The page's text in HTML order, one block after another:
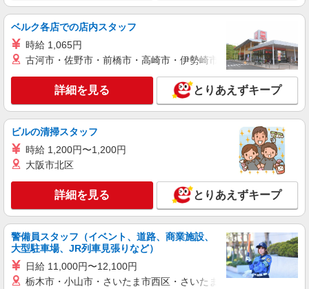
栃木県佐野市 【最寄駅】東武佐野線「佐野
市」駅
キープ 詳細を見る
株式会社kotrio /●UT-H-2069367
佐野市＊幅広い世代が活動中！サ高住のサポー
トSTAFF
時給1500円〜2150円 ＜日払い有/週払い有/交
キープ 詳細を見る
派遣社員
株式会社kotrio /●UT-H-2094010
＼健康的に働こう／利用者さんと一緒に体操や
リハビリサポート等
ベルク各店での店内スタッフ
時給 1,065円
古河市・佐野市・前橋市・高崎市・伊勢崎市・太田市・館林市
詳細を見る とりあえずキープ
ビルの清掃スタッフ
時給 1,200円〜1,200円
大阪市北区
詳細を見る とりあえずキープ
警備員スタッフ（イベント、道路、商業施設、
大型駐車場、JR列車見張りなど）
日給 11,000円〜12,100円
栃木市・小山市・さいたま市西区・さいたま市岩槻区・久喜市・